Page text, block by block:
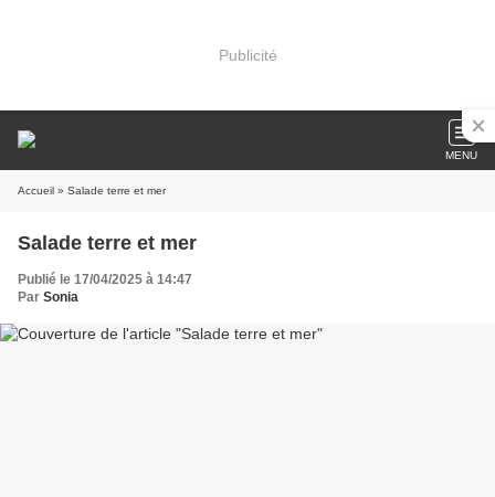
Publicité
MENU
Accueil » Salade terre et mer
Salade terre et mer
Publié le 17/04/2025 à 14:47
Par Sonia